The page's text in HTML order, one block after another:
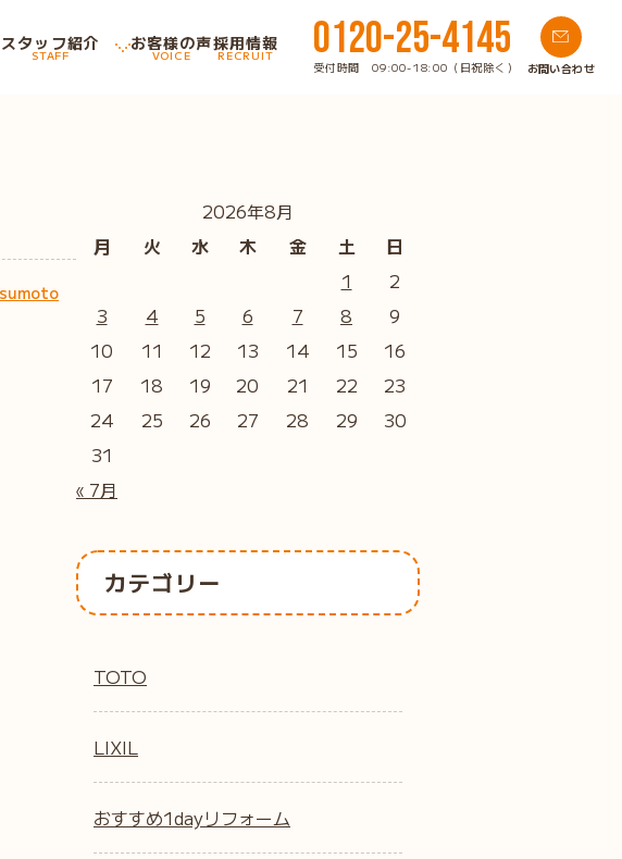
スタッフ紹介
STAFF
お客様の声
VOICE
採用情報
RECRUIT 0120-25-4145
受付時間 09:00-18:00（日祝除く） お問い合わせ
2026年8月
月
火 水 木 金 土 日
« 7月
1
2
3
4 5 6 7 8
9
10
11 12 13 14 15
16
17
18 19 20 21 22
23
24
25 26 27 28 29
30
31
カテゴリー
TOTO
LIXIL
おすすめ1dayリフォーム